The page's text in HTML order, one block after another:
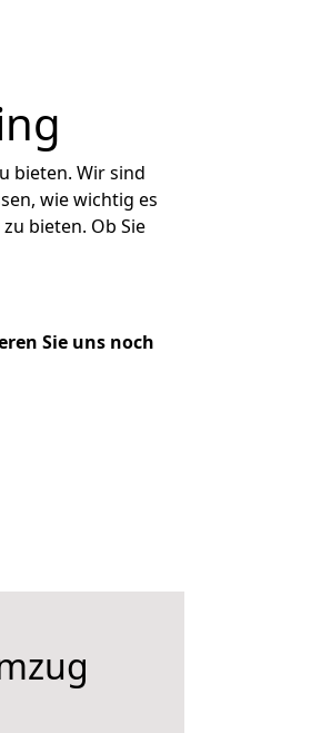
bieten. Wir sind
wie wichtig es
bieten. Ob Sie
Sie uns noch